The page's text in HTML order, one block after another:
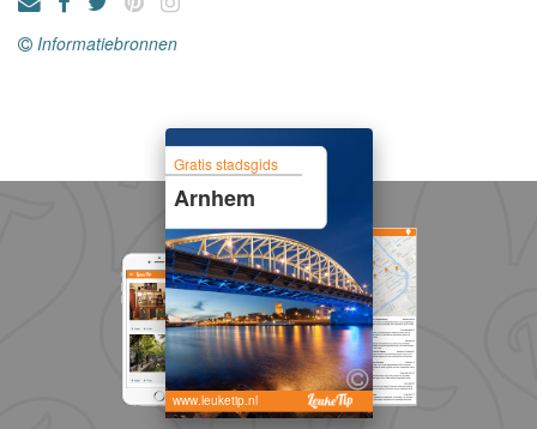
Informatiebronnen
Gratis stadsgids
Arnhem
www.leuketip.nl